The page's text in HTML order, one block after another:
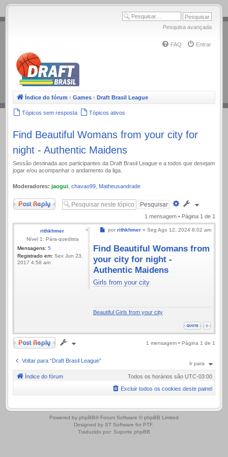
.
Pesquisa avançada
FAQ Entrar
Índice do fórum ‹ Games ‹ Draft Brasil League
Tópicos sem resposta Tópicos ativos
Find Beautiful Womans from your city for
night - Authentic Maidens
Sessão destinada aos participantes da Draft Brasil League e a todos que desejam
jogar e/ou acompanhar o andamento da liga.
Moderadores: jaogui chavao99 Matheusandrade
Responder
Pesquisa
avançada
1 mensagem • Página 1 de 1
rithkhmer
Nível 1: Pára-quedista
Mensagens: 5
Registrado em: Sex Jun 23,
2017 4:58 am
Mensagem
por rithkhmer » Seg Ago 12, 2024 8:02 am
Find Beautiful Womans from
your city for night -
Authentic Maidens
Girls from your city
Beautiful Girls from your city
Responder 1 mensagem • Página 1 de 1
Voltar para “Draft Brasil League” Ir para
Índice do fórum Todos os horários são UTC-03:00
Excluir todos os cookies deste painel
.
Powered by phpBB® Forum Software © phpBB Limited
Designed by ST Software for PTF.
Traduzido por: Suporte phpBB